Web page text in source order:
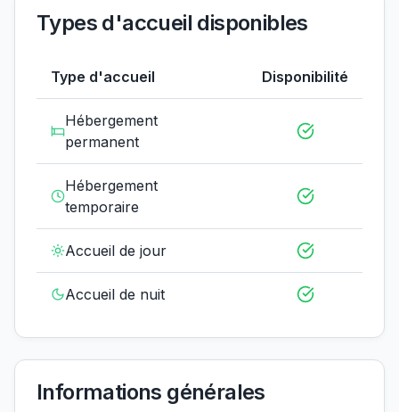
Types d'accueil disponibles
Type d'accueil Disponibilité
Hébergement
permanent
Hébergement
temporaire
Accueil de jour
Accueil de nuit
Informations générales